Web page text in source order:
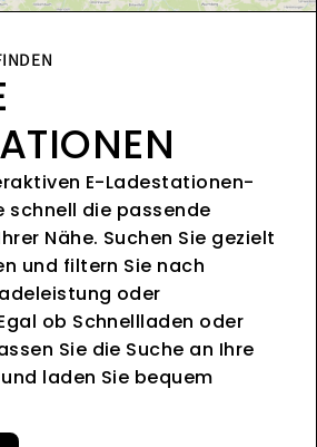
E-Ladestationen-
schnell die passende
Nähe. Suchen Sie gezielt
und filtern Sie nach
oder
ob Schnellladen oder
Sie die Suche an Ihre
laden Sie bequem